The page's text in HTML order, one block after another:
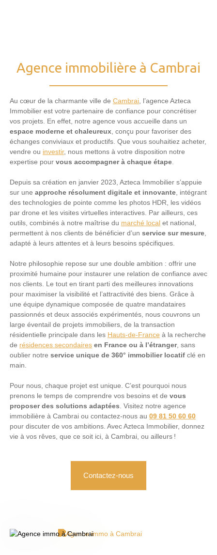
Agence immobilière à Cambrai
Au cœur de la charmante ville de Cambrai, l’agence Azteca
Immobilier est votre partenaire de confiance pour concrétiser
vos projets. En effet, notre agence vous accueille dans un
espace moderne et chaleureux, conçu pour favoriser des
échanges conviviaux et productifs. Que vous souhaitiez acheter,
vendre ou investir, nous mettons à votre disposition notre
expertise pour vous accompagner à chaque étape.
Depuis sa création en janvier 2023, Azteca Immobilier s’appuie
sur une approche résolument digitale et innovante, intégrant
des technologies de pointe comme les photos HDR, les vidéos
par drone et les visites virtuelles interactives. Par ailleurs, ces
outils, combinés à notre maîtrise du marché local et national,
permettent à nos clients de bénéficier d’un service sur mesure,
adapté à leurs attentes et à leurs besoins spécifiques.
Notre philosophie repose sur une double ambition : offrir une
proximité humaine pour instaurer une relation de confiance avec
nos clients. Le tout en tirant parti des meilleures innovations
pour maximiser la visibilité et l’attractivité des biens. Grâce à
une équipe dynamique composée de quatre mandataires
passionnés et deux associés expérimentés, nous couvrons un
large éventail de projets immobiliers, de la transaction
résidentielle principale dans les Hauts-de-France à la recherche
de résidences secondaires en France ou à l’étranger, sans
oublier notre service unique de 360° immobilier locatif clé en
main.
Pour nous, chaque projet est unique. C’est pourquoi nous
prenons le temps de comprendre vos besoins et de vous
proposer des solutions adaptées. Visitez notre agence
immobilière à Cambrai ou contactez-nous au 09 81 50 60 60
pour discuter de vos ambitions. Avec Azteca Immobilier, donnez
vie à vos rêves, que ce soit ici, à Cambrai, ou ailleurs !
Contactez-nous